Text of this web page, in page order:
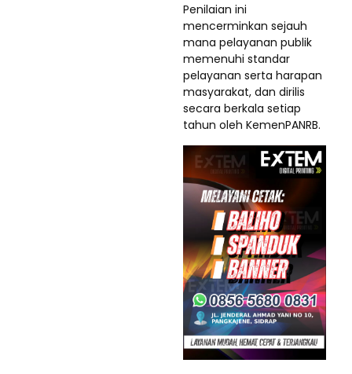
Penilaian ini
mencerminkan sejauh
mana pelayanan publik
memenuhi standar
pelayanan serta harapan
masyarakat, dan dirilis
secara berkala setiap
tahun oleh KemenPANRB.